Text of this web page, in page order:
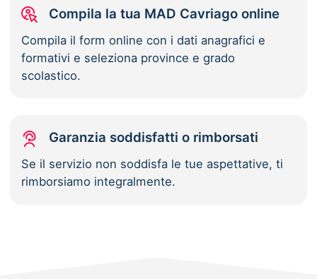
Compila la tua MAD Cavriago online
Compila il form online con i dati anagrafici e
formativi e seleziona province e grado
scolastico.
Garanzia soddisfatti o rimborsati
Se il servizio non soddisfa le tue aspettative, ti
rimborsiamo integralmente.